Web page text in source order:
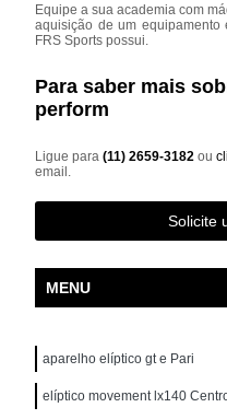
Equipe a sua academia com
aquisição de um
FRS Sports possui.
Para saber mais
perform
Ligue para(11) 2659-3182ou
email.
Solicite
MENU
aparelho elíptico gt e Pari
elíptico movement lx140